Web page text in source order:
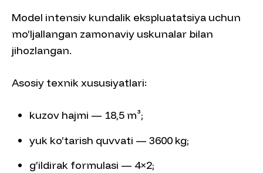
Model intensiv kundalik ekspluatatsiya uchun
mo‘ljallangan zamonaviy uskunalar bilan
jihozlangan.
Asosiy texnik xususiyatlari:
kuzov hajmi — 18,5 m³;
yuk ko‘tarish quvvati — 3600 kg;
g‘ildirak formulasi — 4×2;